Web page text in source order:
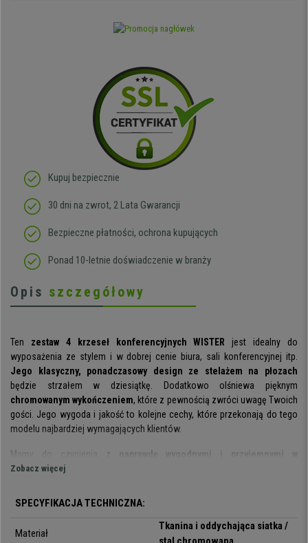
Kupuj bezpiecznie
30 dni na zwrot, 2 Lata Gwarancji
Bezpieczne płatności, ochrona kupujących
Ponad 10-letnie doświadczenie w branży
Opis szczegółowy
Ten zestaw 4 krzeseł konferencyjnych WISTER jest idealny do
wyposażenia ze stylem i w dobrej cenie biura, sali konferencyjnej itp.
Jego klasyczny, ponadczasowy design ze stelażem na płozach
będzie strzałem w dziesiątkę. Dodatkowo olśniewa pięknym
chromowanym wykończeniem, które z pewnością zwróci uwagę Twoich
gości. Jego wygoda i jakość to kolejne cechy, które przekonają do tego
modelu najbardziej wymagających klientów.
Mamy do czynienia z
naprawdę wygodnymi i przyjemnymi w
użytkowaniu krzesłami
wygodne oparcie pleców. Siedzisko z kolei ma
właściwości przez długi czas.
Zobacz więcej
SPECYFIKACJA TECHNICZNA:
Materiał
Tkanina i oddychająca siatka /